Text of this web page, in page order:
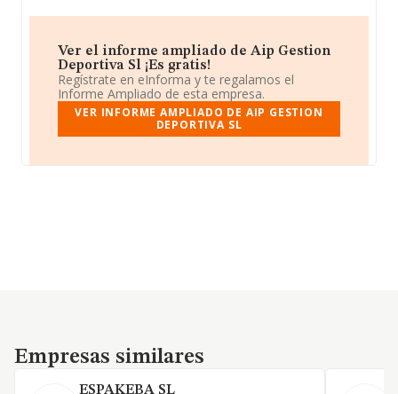
Ver el informe ampliado de Aip Gestion
Deportiva Sl ¡Es gratis!
Regístrate en eInforma y te regalamos el
Informe Ampliado de esta empresa.
VER INFORME AMPLIADO DE AIP GESTION
DEPORTIVA SL
Empresas similares
Empresas similares
ESPAKEBA SL